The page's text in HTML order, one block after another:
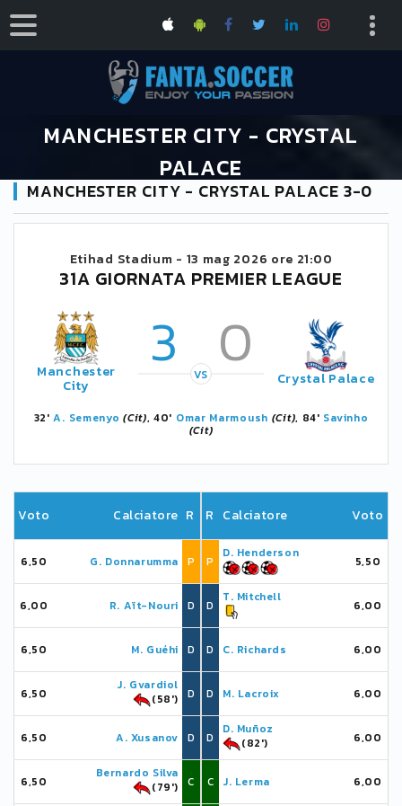
MANCHESTER CITY - CRYSTAL
PALACE
HOME
CALENDARIO PREMIER LEAGUE 2025/2026
MANCHESTER CITY - CRYSTAL PALACE
MANCHESTER CITY - CRYSTAL PALACE 3-0
Etihad Stadium - 13 mag 2026 ore 21:00
31A GIORNATA PREMIER LEAGUE
Manchester
City
3 0
VS Crystal Palace
32'A. Semenyo (Cit), 40' Omar Marmoush (Cit), 84' Savinho
(Cit)
Voto Calciatore R
6,50 G. Donnarumma P
6,00 R. Aït-Nouri D
6,50 M. Guéhi D
6,50
J. Gvardiol
(58')
D
6,50 A. Xusanov D
6,50
Bernardo Silva
(79')
C
R Calciatore Voto
P
D. Henderson
5,50
D
T. Mitchell
6,00
D C. Richards 6,00
D M. Lacroix 6,00
D
D. Muñoz
(82')
6,00
C J. Lerma 6,00